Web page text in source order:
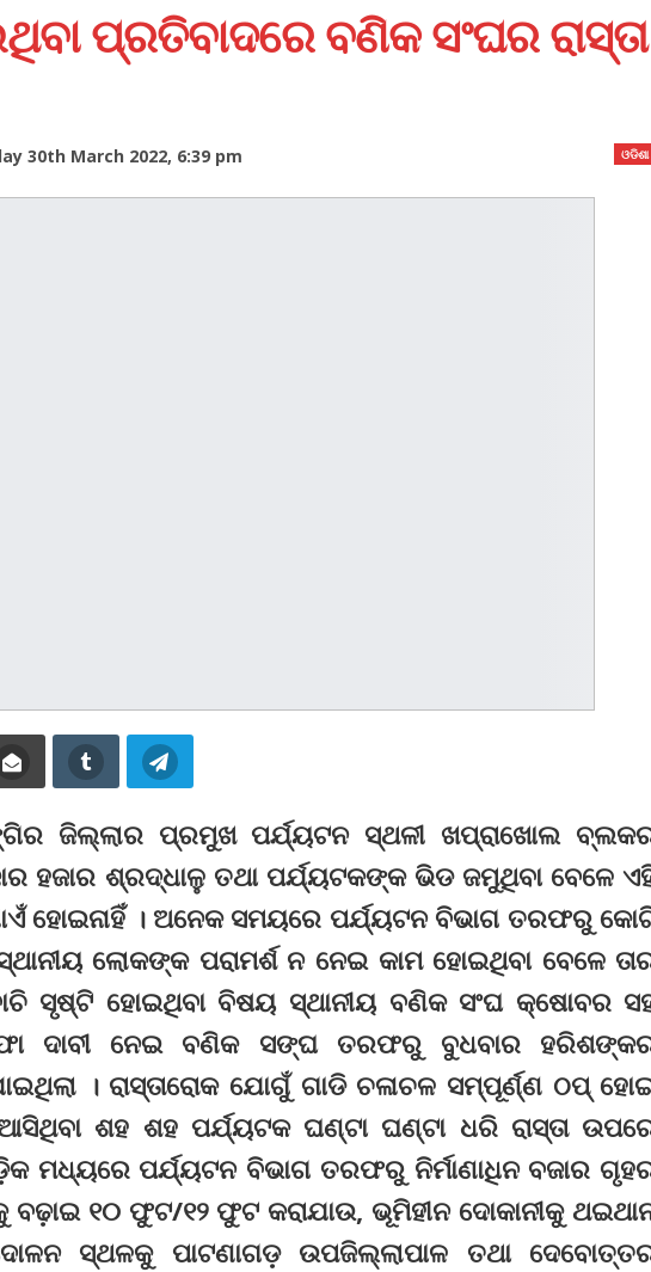
ପ୍ରତିବାଦରେ ବଣିକ ସଂଘର ରାସ୍ତା
ଓଡିଶା
30th March 2022, 6:39 pm
ଜିଲ୍ଲାର ପ୍ରମୁଖ ପର୍ଯ୍ୟଟନ ସ୍ଥଳୀ ଖପ୍ରାଖୋଲ
ହଜାର ଶ୍ରଦ୍ଧାଳୁ ତଥା ପର୍ଯ୍ୟଟକଙ୍କ ଭିଡ ଜମୁଥିବା ବେଳେ
ହୋଇନାହିଁ । ଅନେକ ସମୟରେ ପର୍ଯ୍ୟଟନ ବିଭାଗ ତରଫରୁ
ଲୋକଙ୍କ ପରାମର୍ଶ ନ ନେଇ କାମ ହୋଇଥିବା ବେଳେ
ସୃଷ୍ଟି ହୋଇଥିବା ବିଷୟ ସ୍ଥାନୀୟ ବଣିକ ସଂଘ କ୍ଷୋବର
ଦାବୀ ନେଇ ବଣିକ ସଙ୍ଘ ତରଫରୁ ବୁଧବାର
। ରାସ୍ତାରୋକ ଯୋଗୁଁ ଗାଡି ଚଳାଚଳ ସମ୍ପୂର୍ଣ୍ଣ ଠପ୍‌
ଶହ ଶହ ପର୍ଯ୍ୟଟକ ଘଣ୍ଟା ଘଣ୍ଟା ଧରି ରାସ୍ତା
ମଧ୍ୟରେ ପର୍ଯ୍ୟଟନ ବିଭାଗ ତରଫରୁ ନିର୍ମାଣାଧିନ ବଜାର
୧୦ ଫୁଟ/୧୨ ଫୁଟ କରାଯାଉ, ଭୂମିହୀନ ଦୋକାନୀକୁ
ସ୍ଥଳକୁ ପାଟଣାଗଡ଼ ଉପଜିଲ୍ଲାପାଳ ତଥା